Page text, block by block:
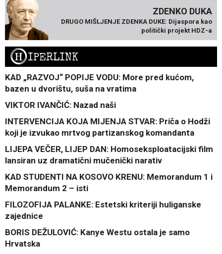
ZDENKO DUKA
DRUGO MIŠLJENJE ZDENKA DUKE: Dijaspora kao
politički projekt HDZ-a
HIPERLINK
KAD „RAZVOJ“ POPIJE VODU: More pred kućom,
bazen u dvorištu, suša na vratima
VIKTOR IVANČIĆ: Nazad naši
INTERVENCIJA KOJA MIJENJA STVAR: Priča o Hodži
koji je izvukao mrtvog partizanskog komandanta
LIJEPA VEČER, LIJEP DAN: Homoseksploatacijski film
lansiran uz dramatični mučenički narativ
KAD STUDENTI NA KOSOVO KRENU: Memorandum 1 i
Memorandum 2 – isti
FILOZOFIJA PALANKE: Estetski kriteriji huliganske
zajednice
BORIS DEŽULOVIĆ: Kanye Westu ostala je samo
Hrvatska